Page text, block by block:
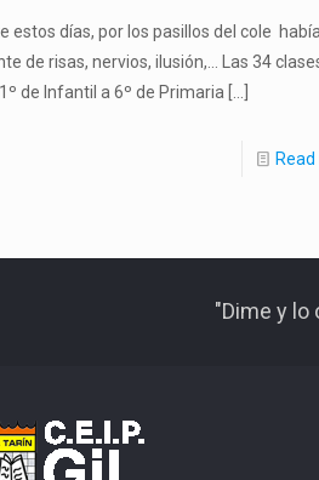
estos días, por los pasillos del cole
de risas, nervios, ilusión,… Las 34
de Infantil a 6º de Primaria
"Dime y lo